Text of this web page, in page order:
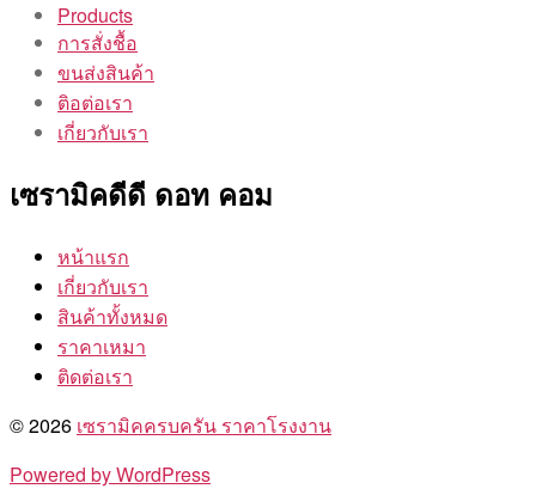
Products
การสั่งชื้อ
ขนส่งสินค้า
ติอต่อเรา
เกี่ยวกับเรา
เซรามิคดีดี ดอท คอม
หน้าแรก
เกี่ยวกับเรา
สินค้าทั้งหมด
ราคาเหมา
ติดต่อเรา
© 2026 เซรามิคครบครัน ราคาโรงงาน
Powered by WordPress